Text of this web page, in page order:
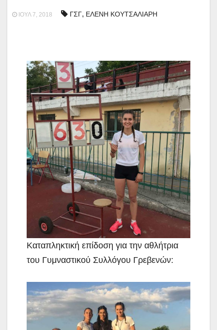
ΙΟΎΛ 7, 2018 ΓΣΓ, ΕΛΕΝΗ ΚΟΥΤΣΑΛΙΑΡΗ
Καταπληκτική επίδοση για την αθλήτρια
του Γυμναστικού Συλλόγου Γρεβενών: